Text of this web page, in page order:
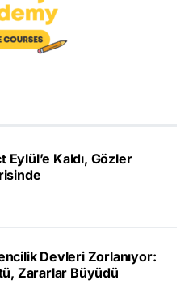
Eylül’e Kaldı, Gözler
Devleri Zorlanıyor:
Zararlar Büyüdü